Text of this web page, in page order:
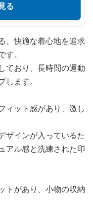
る
、快適な着心地を追求
。
ており、長時間の運動
ます。
ィット感があり、激し
ザインが入っているた
アル感と洗練された印
トがあり、小物の収納